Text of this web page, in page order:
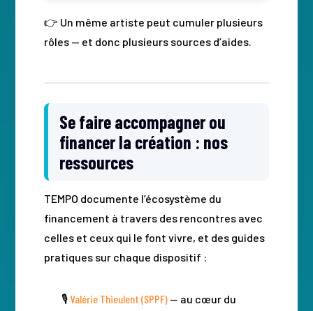
👉 Un même artiste peut cumuler plusieurs
rôles — et donc plusieurs sources d’aides.
Se faire accompagner ou
financer la création : nos
ressources
TEMPO documente l’écosystème du
financement à travers des rencontres avec
celles et ceux qui le font vivre, et des guides
pratiques sur chaque dispositif :
🎙️ Valérie Thieulent (SPPF) — au cœur du